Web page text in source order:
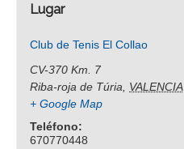
Lugar
Club de Tenis El Collao
CV-370 Km. 7
Riba-roja de Túria, VALENCIA
+ Google Map
Teléfono:
670770448